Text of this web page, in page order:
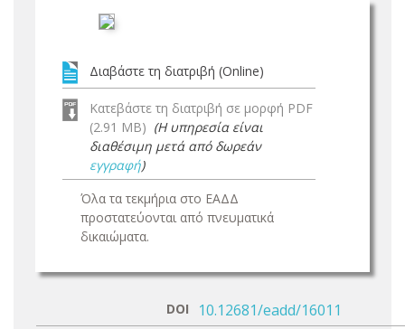
Διαβάστε τη διατριβή (Online)
Κατεβάστε τη διατριβή σε μορφή PDF
(2.91 MB) (Η υπηρεσία είναι
διαθέσιμη μετά από δωρεάν
εγγραφή)
Όλα τα τεκμήρια στο ΕΑΔΔ
προστατεύονται από πνευματικά
δικαιώματα.
DOI 10.12681/eadd/16011